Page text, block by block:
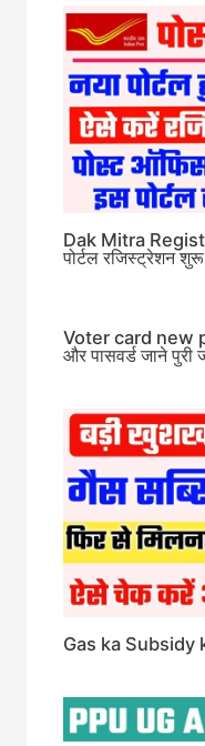
Dak Mitra
पोर्टल रजिस्ट्रेशन शुरू
Voter card new
और पासवर्ड जाने पुरी
Gas ka Subsidy